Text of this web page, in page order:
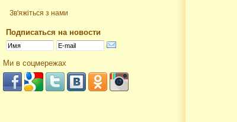
Зв'яжіться з нами
Подписаться на новости
Ми в соцмережах